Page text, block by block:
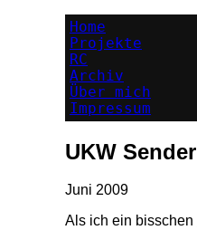
Home
Projekte
RC
Archiv
Über mich
Impressum
UKW Sender
Juni 2009
Als ich ein bisschen